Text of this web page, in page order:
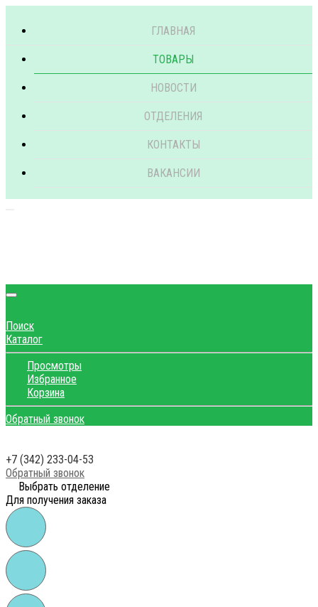
ГЛАВНАЯ
ТОВАРЫ
НОВОСТИ
ОТДЕЛЕНИЯ
КОНТАКТЫ
ВАКАНСИИ
Поиск
Каталог
Просмотры
Избранное
Корзина
Обратный звонок
+7 (342) 233-04-53
Обратный звонок
Выбрать отделение
Для получения заказа